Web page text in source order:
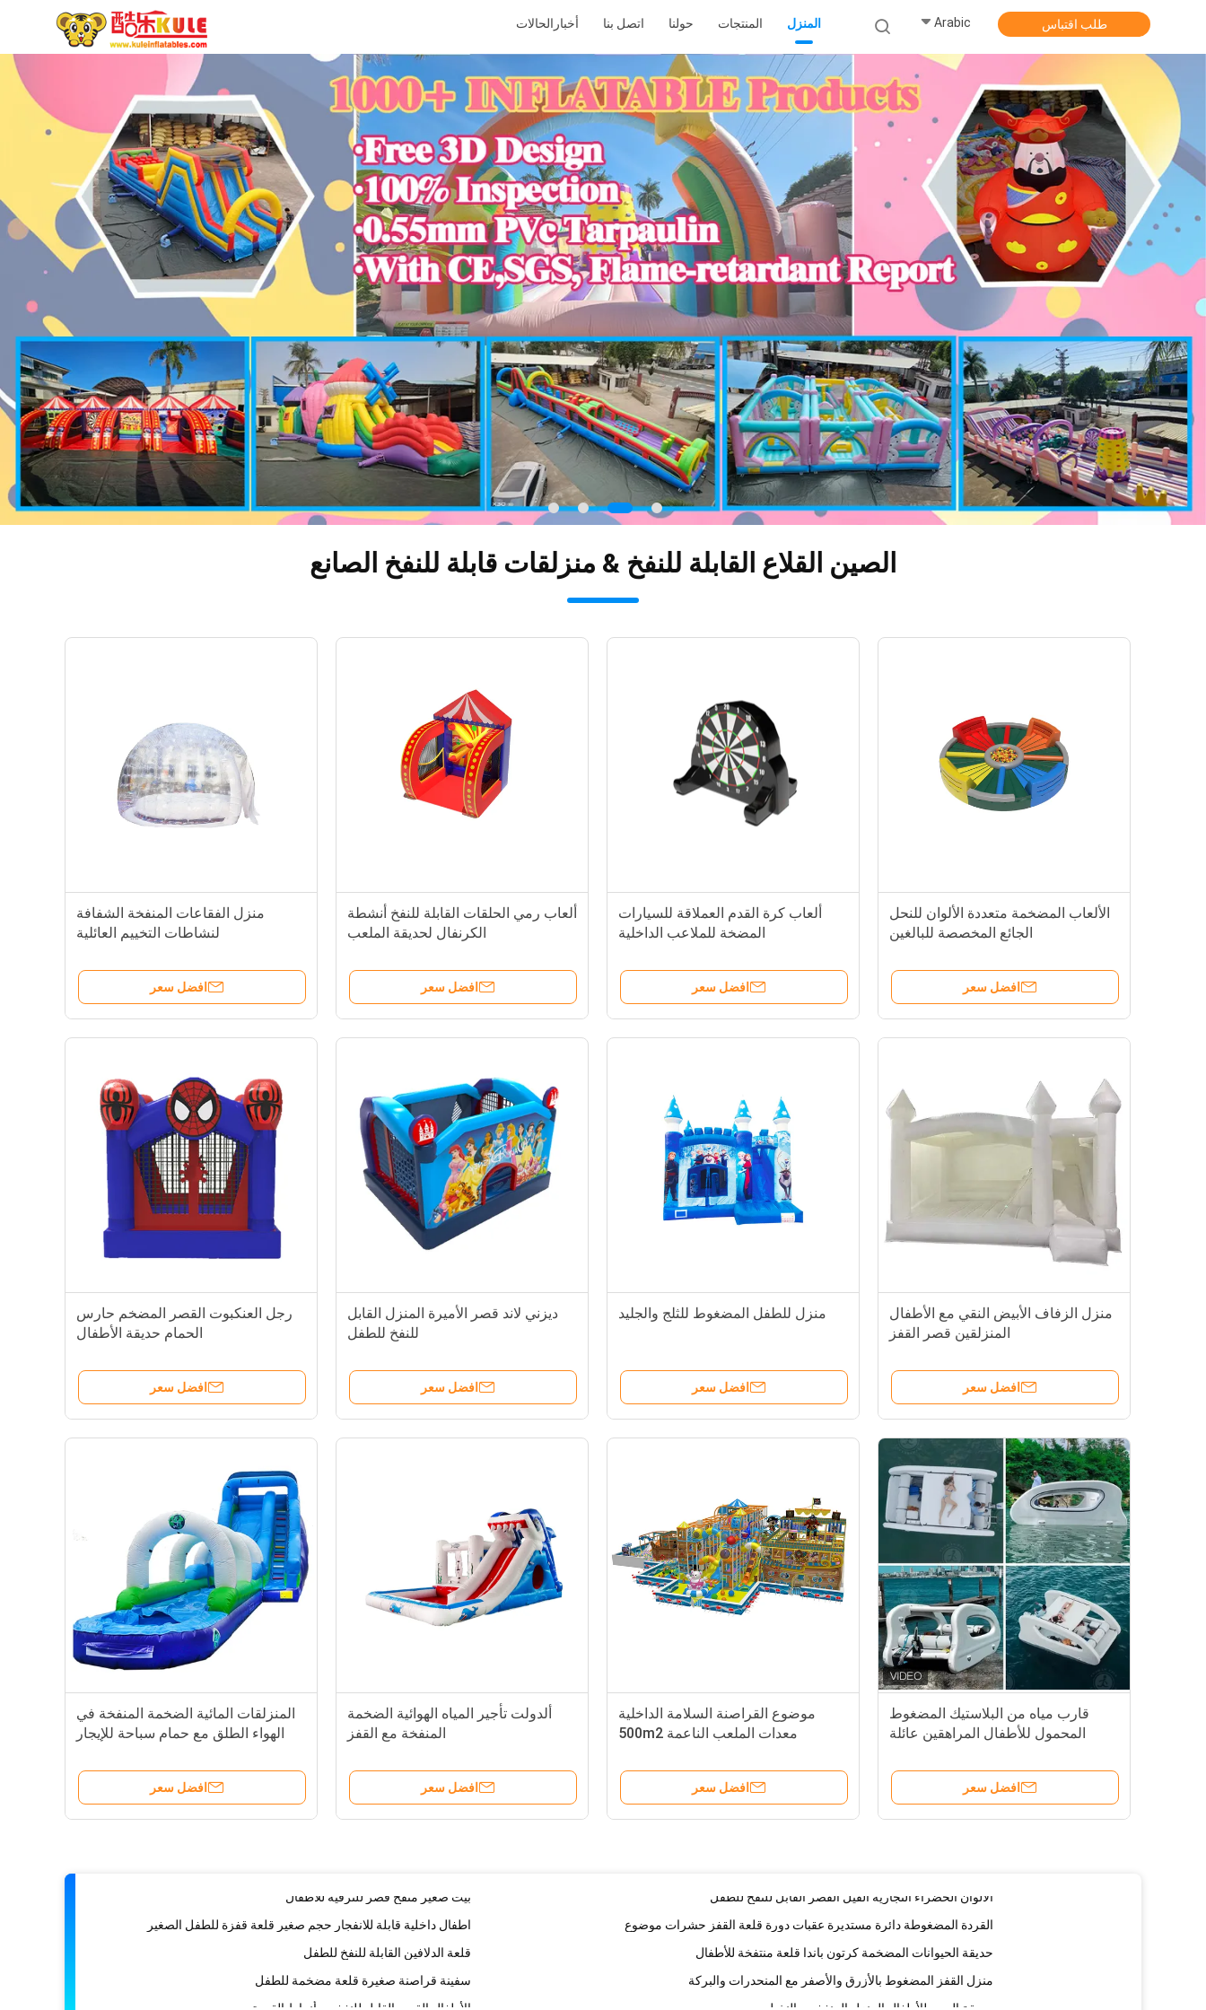
المنزل المنتجات حولنا اتصل بنا أخبار الحالات Arabic طلب اقتباس
الصين القلاع القابلة للنفخ & منزلقات قابلة للنفخ الصانع
منزل الفقاعات المنفخة الشفافة
لنشاطات التخييم العائلية
افضل سعر
ألعاب رمي الحلقات القابلة للنفخ أنشطة
الكرنفال لحديقة الملعب
افضل سعر
ألعاب كرة القدم العملاقة للسيارات
المضخة للملاعب الداخلية
افضل سعر
الألعاب المضخمة متعددة الألوان للنحل
الجائع المخصصة للبالغين
افضل سعر
رجل العنكبوت القصر المضخم حارس
الحمام حديقة الأطفال
افضل سعر
ديزني لاند قصر الأميرة المنزل القابل
للنفخ للطفل
افضل سعر
منزل للطفل المضغوط للثلج والجليد
افضل سعر
منزل الزفاف الأبيض النقي مع الأطفال
المنزلقين قصر القفز
افضل سعر
المنزلقات المائية الضخمة المنفخة في
الهواء الطلق مع حمام سباحة للإيجار
افضل سعر
ألدولت تأجير المياه الهوائية الضخمة
المنفخة مع القفز
افضل سعر
موضوع القراصنة السلامة الداخلية
معدات الملعب الناعمة 500m2
افضل سعر
قارب مياه من البلاستيك المضغوط
المحمول للأطفال المراهقين عائلة
افضل سعر
منزل القفز للطفل القابل للانفجار للإنسان العنكبوت
مرحباً بـ (كيتي) الأطفال المضغوطون قصر القفز الصغير
قصر القفز المضغوط مع أعمدة وحلقة دائرية
قلعة صغيرة قابلة للنفخ ساحة ألعاب أطفال داخلية
اطفال داخلية قابلة للانفجار حجم صغير قلعة قفزة للطفل الصغير
القردة المضغوطة دائرة مستديرة عقبات دورة قلعة القفز حشرات موضوع
قلعة الدلافين القابلة للنفخ للطفل
حديقة الحيوانات المضخمة كرتون باندا قلعة منتفخة للأطفال
سفينة قراصنة صغيرة قلعة مضخمة للطفل
منزل القفز المضغوط بالأزرق والأصفر مع المنحدرات والبركة
الأطفال القصر القابل للنفخ مع أنماط القردة
حديقة المرح للأطفال المنزل المنفخ مع النخيل
القصر المرتفع للطيور المزدوجة للطفل
منزل مضخم أخضر برتقالي مع شرائح للطفل